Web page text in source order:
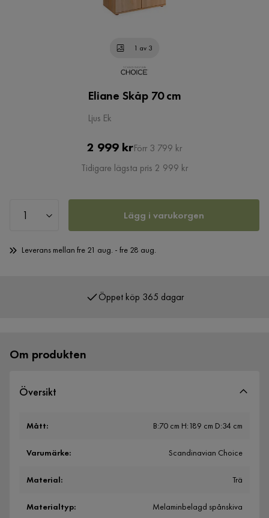
1 av 3
Eliane Skåp 70 cm
Ljus Ek
Pris
2 999 krOriginal
Pris
Förr 3 799 kr
Tidigare lägsta pris 2 999 kr
Lägg i varukorgen
Leverans mellan fre 21 aug. - fre 28 aug.
Om produkten
Översikt
Mått: B:70 cm H:189 cm D:34 cm
Varumärke: Scandinavian Choice
Material: Trä
Materialtyp: Melaminbelagd spånskiva